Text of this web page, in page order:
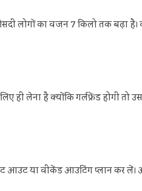
लोगों का वजन 7 किलो तक
है क्‍योंकि गर्लफ्रेंड होगी तो
आउट या वीकेंड आउटिंग प्‍लान कर